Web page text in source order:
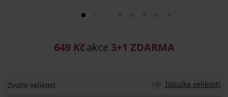
649 Kčakce 3+1 ZDARMA
Zvolte velikost Tabulka velikostí